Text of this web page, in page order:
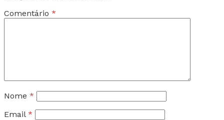
Comentário *
Nome *
Email *